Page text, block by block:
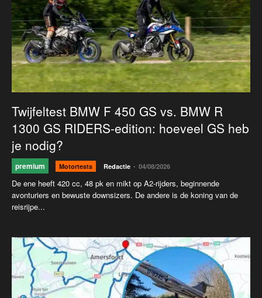
Twijfeltest BMW F 450 GS vs. BMW R
1300 GS RIDERS-edition: hoeveel GS heb
je nodig?
premium Motortests Redactie - 04/08/2026
De ene heeft 420 cc, 48 pk en mikt op A2-rijders, beginnende
avonturiers en bewuste downsizers. De andere is de koning van de
reisrijpe...